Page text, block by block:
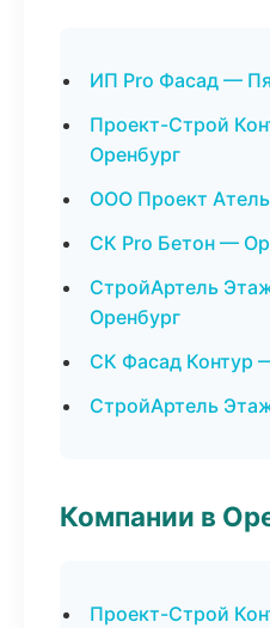
ИП Pro Фасад —
Проект-Строй
Оренбург
ООО Проект
СК Pro Бетон —
СтройАртель
Оренбург
СК Фасад Контур
СтройАртель
Компании в
Проект-Строй